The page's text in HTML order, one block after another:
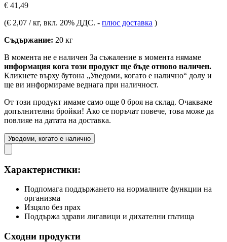
€ 41,49
(€ 2,07 / кг, вкл. 20% ДДС. - плюс доставка )
Съдържание: 20 кг
В момента не е наличен За съжаление в момента нямаме
информация кога този продукт ще бъде отново наличен.
Кликнете върху бутона „Уведоми, когато е налично“ долу и
ще ви информираме веднага при наличност.
От този продукт имаме само още 0 броя на склад. Очакваме
допълнителни бройки! Ако се поръчат повече, това може да
повлияе на датата на доставка.
Уведоми, когато е налично
Характеристики:
Подпомага поддържането на нормалните функции на
организма
Изцяло без прах
Поддържа здрави лигавици и дихателни пътища
Сходни продукти